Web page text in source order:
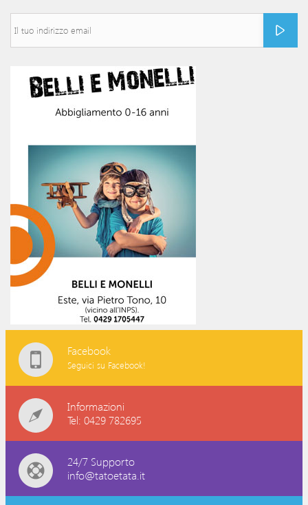
Facebook
Seguici su Facebook!
Informazioni
Tel: 0429 782695
24/7 Supporto
info@tatoetata.it